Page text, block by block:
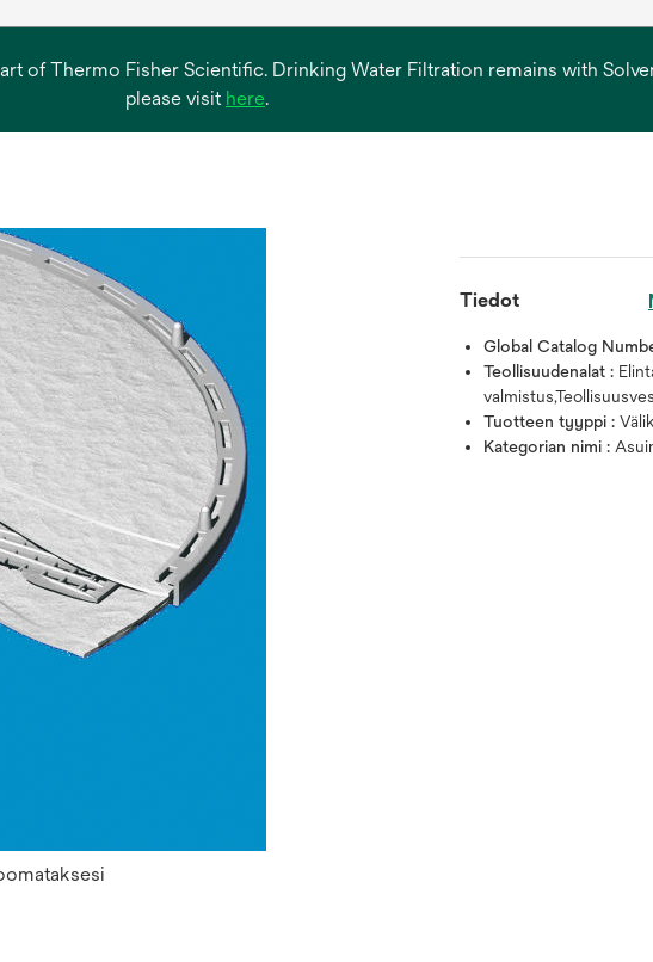
of Thermo Fisher Scientific. Drinking Water Filtration remains with
please visit hereopens
.
Tiedot
Global Catalog
Teollisuudenalat :
Tuotteen tyyppi :
Kategorian nimi :